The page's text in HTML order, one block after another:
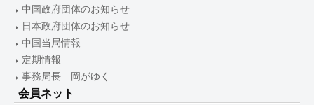
中国政府団体のお知らせ
日本政府団体のお知らせ
中国当局情報
定期情報
事務局長 岡がゆく
会員ネット